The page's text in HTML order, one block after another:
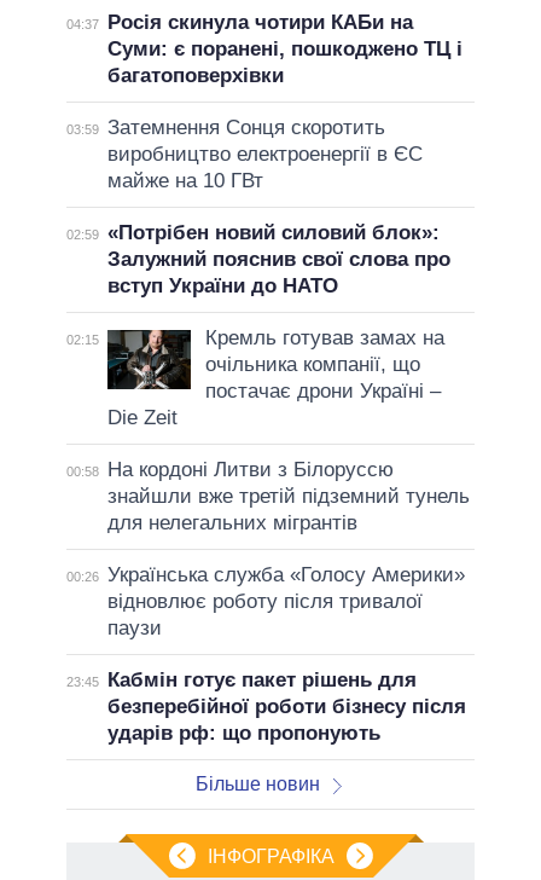
04:37
Росія скинула чотири КАБи на
Суми: є поранені, пошкоджено ТЦ і
багатоповерхівки
03:59 Затемнення Сонця скоротить
виробництво електроенергії в ЄС
майже на 10 ГВт
02:59 «Потрібен новий силовий блок»:
Залужний пояснив свої слова про
вступ України до НАТО
02:15
Кремль готував замах на
очільника компанії, що
постачає дрони Україні –
Die Zeit
00:58
На кордоні Литви з Білоруссю
знайшли вже третій підземний тунель
для нелегальних мігрантів
00:26 Українська служба «Голосу Америки»
відновлює роботу після тривалої
паузи
23:45
Кабмін готує пакет рішень для
безперебійної роботи бізнесу після
ударів рф: що пропонують
Більше новин
ІНФОГРАФІКА